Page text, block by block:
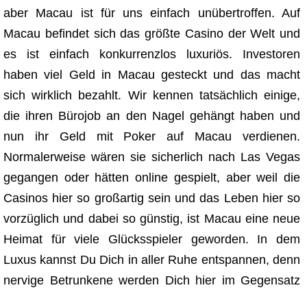
aber Macau ist für uns einfach unübertroffen. Auf
Macau befindet sich das größte Casino der Welt und
es ist einfach konkurrenzlos luxuriös. Investoren
haben viel Geld in Macau gesteckt und das macht
sich wirklich bezahlt. Wir kennen tatsächlich einige,
die ihren Bürojob an den Nagel gehängt haben und
nun ihr Geld mit Poker auf Macau verdienen.
Normalerweise wären sie sicherlich nach Las Vegas
gegangen oder hätten online gespielt, aber weil die
Casinos hier so großartig sein und das Leben hier so
vorzüglich und dabei so günstig, ist Macau eine neue
Heimat für viele Glücksspieler geworden. In dem
Luxus kannst Du Dich in aller Ruhe entspannen, denn
nervige Betrunkene werden Dich hier im Gegensatz